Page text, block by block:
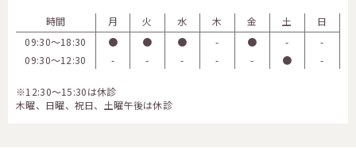
時間 月 火 水 木 金 土
日
09:30〜18:30
● ● ● - ● -
-
09:30〜12:30
- - - - - ● -
※12:30～15:30は休診
木曜、日曜、祝日、土曜午後は休診